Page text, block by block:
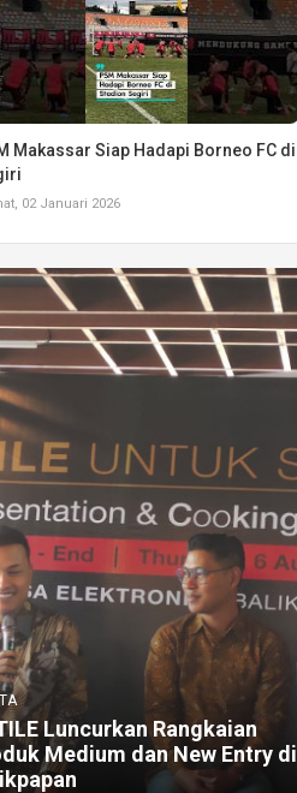
Makassar Siap Hadapi Borneo FC di
02 Januari 2026
Luncurkan Rangkaian
Medium dan New Entry di